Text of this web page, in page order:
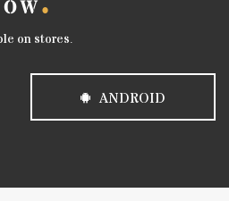
on stores.
ANDROID